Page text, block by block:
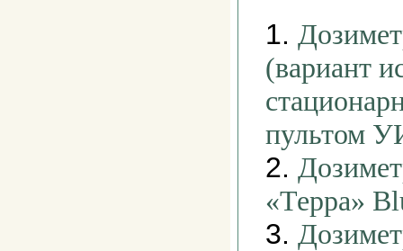
1.
(вариант
пультом
2.
«Терра»
3.